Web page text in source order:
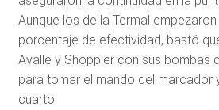
Aunque los de la Termal
porcentaje de efectividad, bastó
Avalle y Shoppler con sus bombas
para tomar el mando del marcador
cuarto.